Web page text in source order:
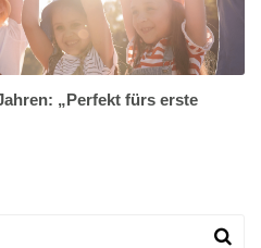
„Perfekt fürs erste